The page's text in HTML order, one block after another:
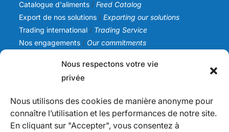
Nous respectons votre vie
privée
Nous utilisons des cookies de manière anonyme pour
connaître l’utilisation et les performances de notre site.
En cliquant sur "Accepter", vous consentez à
Catalogue d'aliments /Feed Catalog
Export de nos solutions /Exporting our solutions
Trading international / Trading Service
Nos engagements / Our commitments
Notre histoire/Our story
Nos valeurs/ Our values
Actualités/News